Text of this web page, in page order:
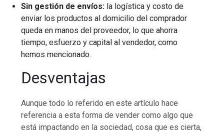
Sin gestión de envíos: la logística y costo de
enviar los productos al domicilio del comprador
queda en manos del proveedor, lo que ahorra
tiempo, esfuerzo y capital al vendedor, como
hemos mencionado.
Desventajas
Aunque todo lo referido en este artículo hace
referencia a esta forma de vender como algo que
está impactando en la sociedad, cosa que es cierta,